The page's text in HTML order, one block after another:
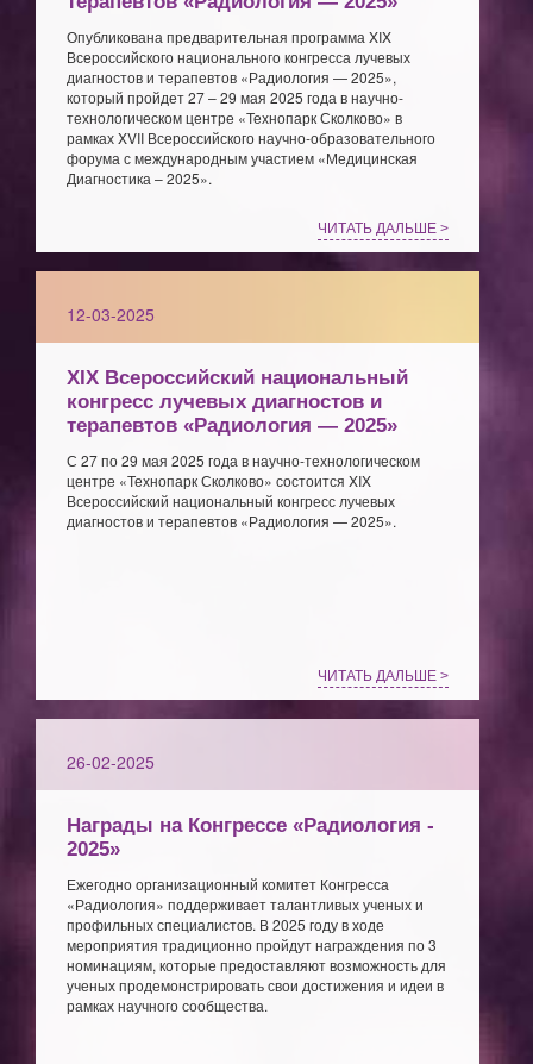
Опубликована предварительная программа XIX
Всероссийского национального конгресса лучевых
диагностов и терапевтов «Радиология — 2025»,
который пройдет 27 – 29 мая 2025 года в научно-
технологическом центре «Технопарк Сколково» в
рамках XVII Всероссийского научно-образовательного
форума с международным участием «Медицинская
Диагностика – 2025».
ЧИТАТЬ ДАЛЬШЕ >
12-03-2025
XIX Всероссийский национальный
конгресс лучевых диагностов и
терапевтов «Радиология — 2025»
С 27 по 29 мая 2025 года в научно-технологическом
центре «Технопарк Сколково» состоится XIX
Всероссийский национальный конгресс лучевых
диагностов и терапевтов «Радиология — 2025».
ЧИТАТЬ ДАЛЬШЕ >
26-02-2025
Награды на Конгрессе «Радиология -
2025»
Ежегодно организационный комитет Конгресса
«Радиология» поддерживает талантливых ученых и
профильных специалистов. В 2025 году в ходе
мероприятия традиционно пройдут награждения по 3
номинациям, которые предоставляют возможность для
ученых продемонстрировать свои достижения и идеи в
рамках научного сообщества.